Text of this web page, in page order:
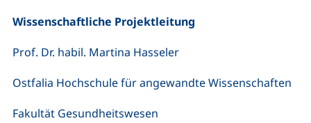
Wissenschaftliche Projektleitung
Prof. Dr. habil. Martina Hasseler
Ostfalia Hochschule für angewandte Wissenschaften
Fakultät Gesundheitswesen